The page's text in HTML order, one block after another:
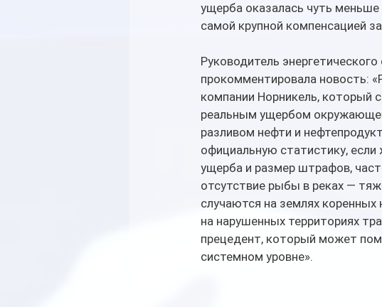
ущерба оказалась чуть
самой крупной компенсацией
Руководитель
прокомментировала новость:
компании Норникель, который
реальным ущербом
разливом нефти и
официальную статистику,
ущерба и размер штрафов,
отсутствие рыбы в реках —
случаются на землях
на нарушенных территориях
прецедент, который может
системном уровне».